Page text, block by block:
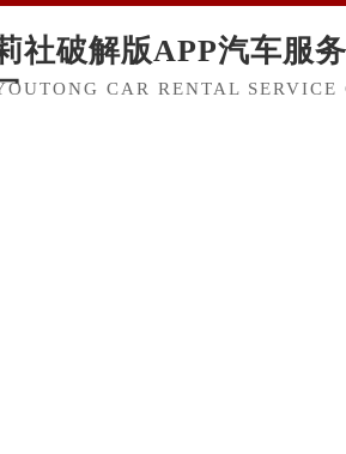
CAR RENTAL SERVICE
社破解版APP汽车服务